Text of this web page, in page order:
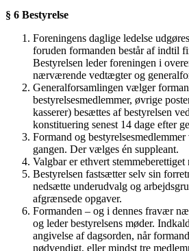
§ 6 Bestyrelse
Foreningens daglige ledelse
foruden formanden består af indtil
Bestyrelsen leder foreningen i
nærværende vedtægter og
Generalforsamlingen vælger
bestyrelsesmedlemmer, øvrige
kasserer) besættes af bestyrelsen
konstituering senest 14 dage efter
Formand og
gangen. Der vælges én suppleant.
Valgbar er ethvert stemmeberettiget
Bestyrelsen fastsætter selv sin
nedsætte underudvalg og
afgrænsede opgaver.
Formanden – og i dennes fravær
og leder bestyrelsens møder.
angivelse af dagsorden, når
nødvendigt, eller mindst tre